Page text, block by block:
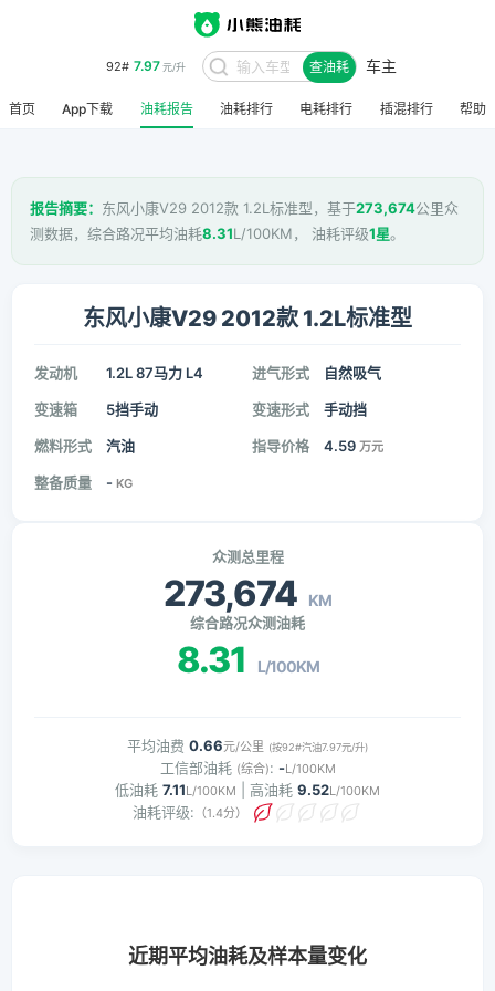
95# 8.48 元/升
查油耗 车主
首页 App下载 油耗报告 油耗排行 电耗排行 插混排行 帮助
报告摘要： 东风小康V29 2012款 1.2L标准型，基于273,674公里众
测数据，综合路况平均油耗8.31L/100KM， 油耗评级1星。
东风小康V29 2012款 1.2L标准型
发动机 1.2L 87马力 L4 进气形式 自然吸气
变速箱 5挡手动 变速形式 手动挡
燃料形式 汽油 指导价格 4.59 万元
整备质量 - KG
众测总里程
273,674 KM
综合路况众测油耗
8.31 L/100KM
平均油费 0.66元/公里 (按92#汽油7.97元/升)
工信部油耗 (综合): -L/100KM
低油耗 7.11L/100KM | 高油耗 9.52L/100KM
油耗评级: （1.4分）